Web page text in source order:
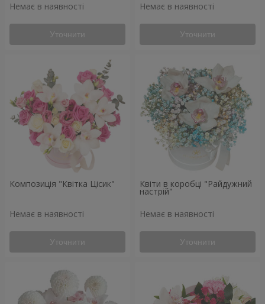
Немає в наявності
Уточнити
Немає в наявності
Уточнити
Композиція "Квітка Цісик"
Немає в наявності
Уточнити
Квіти в коробці "Райдужний
настрій"
Немає в наявності
Уточнити